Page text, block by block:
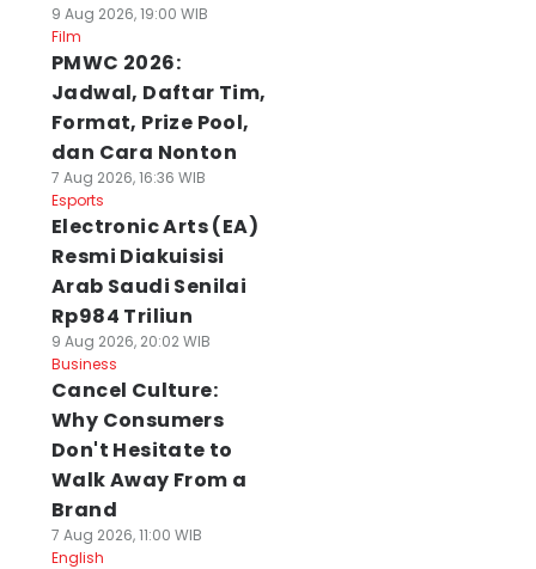
9 Aug 2026, 19:00 WIB
Film
PMWC 2026:
Jadwal, Daftar Tim,
Format, Prize Pool,
dan Cara Nonton
7 Aug 2026, 16:36 WIB
Esports
Electronic Arts (EA)
Resmi Diakuisisi
Arab Saudi Senilai
Rp984 Triliun
9 Aug 2026, 20:02 WIB
Business
Cancel Culture:
Why Consumers
Don't Hesitate to
Walk Away From a
Brand
7 Aug 2026, 11:00 WIB
English